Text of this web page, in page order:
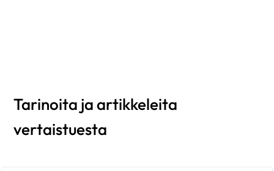
Tarinoita ja artikkeleita
vertaistuesta